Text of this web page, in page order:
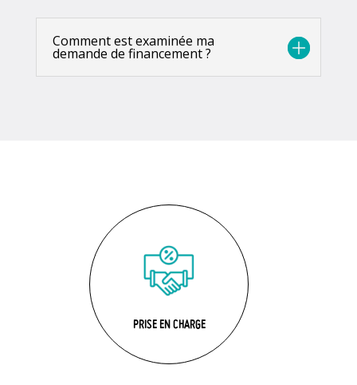
Comment est examinée ma
demande de financement ?
PRISE EN CHARGE